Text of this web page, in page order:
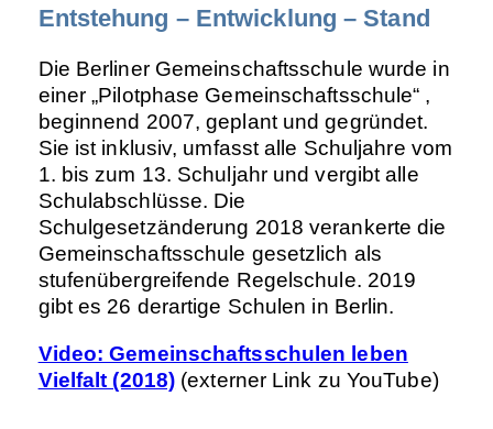
Entstehung – Entwicklung – Stand
Die Berliner Gemeinschaftsschule wurde in
einer „Pilotphase Gemeinschaftsschule“ ,
beginnend 2007, geplant und gegründet.
Sie ist inklusiv, umfasst alle Schuljahre vom
1. bis zum 13. Schuljahr und vergibt alle
Schulabschlüsse. Die
Schulgesetzänderung 2018 verankerte die
Gemeinschaftsschule gesetzlich als
stufenübergreifende Regelschule. 2019
gibt es 26 derartige Schulen in Berlin.
Video: Gemeinschaftsschulen leben
Vielfalt (2018) (externer Link zu YouTube)